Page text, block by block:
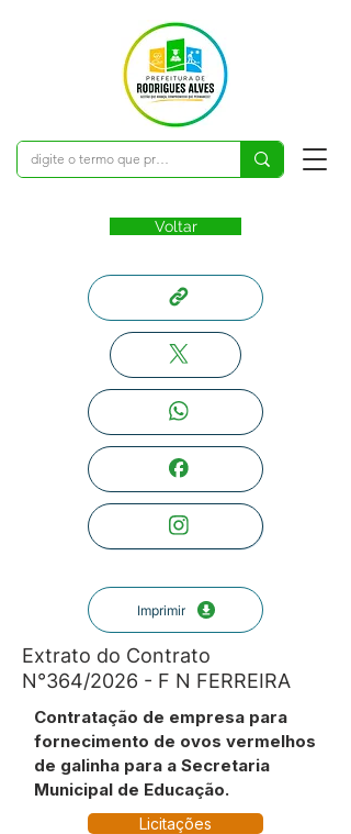
Voltar
Imprimir
Extrato do Contrato
N°364/2026 - F N FERREIRA
Contratação de empresa para
fornecimento de ovos vermelhos
de galinha para a Secretaria
Municipal de Educação.
Licitações